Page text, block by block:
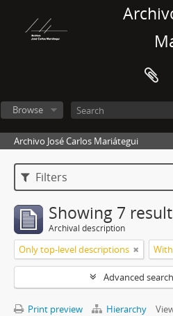
Browse
Archivo José Carlos Mariátegui
Filters
Showing 7
Archival description
Only top-level descriptions
Advanced
Print preview Hierarchy